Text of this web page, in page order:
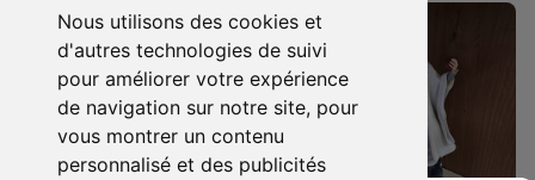
Nous utilisons des cookies et
d'autres technologies de suivi
pour améliorer votre expérience
de navigation sur notre site, pour
vous montrer un contenu
personnalisé et des publicités